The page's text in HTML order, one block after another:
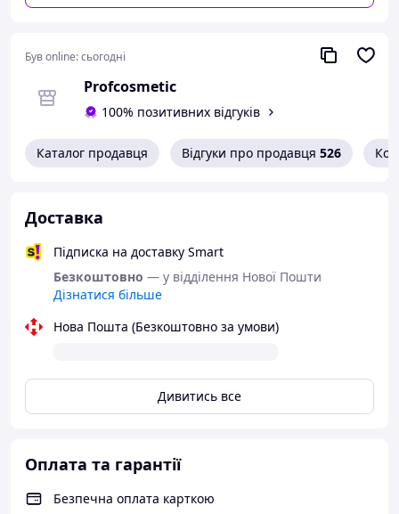
використання.
Характеристики крему для обличчя Cure Skin:
Вік
18+, 20+, 25+, 30+, 40+, 50+
Був online:сьогодні
Profcosmetic
100% позитивних відгуків
Каталог продавця Відгуки про продавця 526
Доставка
Підписка на доставку Smart
Безкоштовно — у відділення Нової Пошти
Дізнатися більше
Нова Пошта (Безкоштовно за умови)
Дивитись все
Оплата та гарантії
Безпечна оплата карткою